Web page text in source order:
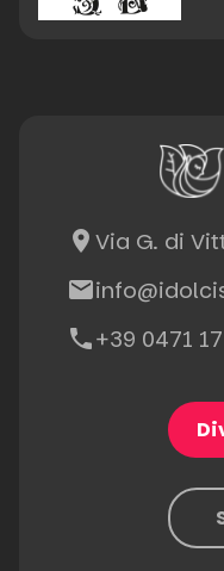
place Via G. di
email
phone+39 0471